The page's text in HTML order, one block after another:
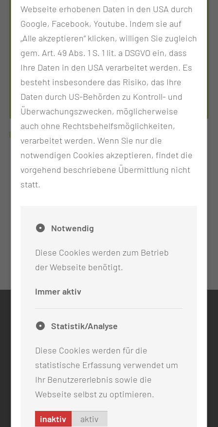
PÄDAGOGIN IN DER ERWACHSENENBILDUNG;
JENNY HONIG
Tel.:+49 355 46 3296
Per E-Mail kontaktieren
Praxisanleiter-Weiterbildung
Praxisanleiter- Refresher-Workshops
Mentorenschulung
Ausbildungsbeauftragte
0355 46 -0
info@mul-ct.de
ADRESSE
Medizinische Universität Lausitz - Carl Thiem
Thiemstr. 111
Webseite erhobenen Daten in den USA durch
Google, Facebook, Youtube. Indem sie auf
„Alle akzeptieren“ klicken, willigen Sie zugleich
gem. Art. 49 Abs. 1 S. 1 lit. a DSGVO ein, dass
Ihre Daten in den USA verarbeitet werden. Es
besteht insbesondere das Risiko, das Ihre
Daten durch US-Behörden zu Kontroll- und
Überwachungszwecken, möglicherweise
auch ohne Rechtsbehelfsmöglichkeiten,
verarbeitet werden. Wenn Sie nur die
notwendigen Cookies akzeptieren, findet die
vorgehend beschriebene Übermittlung nicht
statt.
Notwendig
Diese Cookies werden zum Betrieb
der Webseite benötigt.
Immer aktiv
Statistik/Analyse
Diese Cookies werden für die
statistische Erfassung verwendet um
Ihr Benutzererlebnis sowie die
Webseite selbst zu optimieren.
inaktiv aktiv